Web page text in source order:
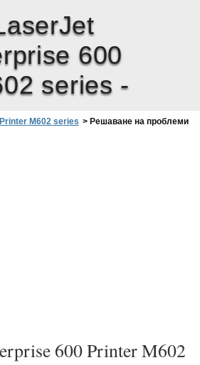
600
series -
M602 series > Решаване на проблеми
600 Printer M602